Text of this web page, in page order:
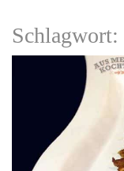
Schlagwort: